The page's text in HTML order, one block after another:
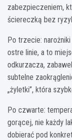
zabezpieczeniem,
ściereczką bez
Po trzecie:
ostre linie, a to
odkurzacza,
subtelne
„żyletki”, która
Po czwarte:
gorącej, nie każdy
dobierać pod